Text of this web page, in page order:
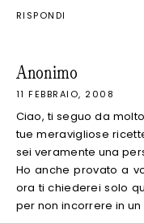
RISPONDI
Anonimo
11 FEBBRAIO, 2008
Ciao, ti seguo da
tue meravigliose
sei veramente una
Ho anche provato a
ora ti chiederei solo
per non incorrere in